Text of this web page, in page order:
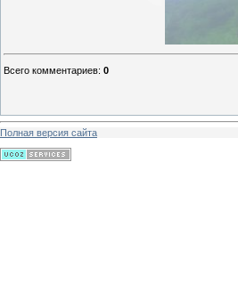
Всего комментариев: 0
Полная версия сайта